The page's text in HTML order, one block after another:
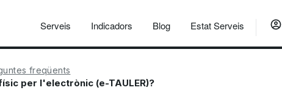
Serveis Indicadors Blog Estat Serveis
freqüents
per l'electrònic (e-TAULER)?